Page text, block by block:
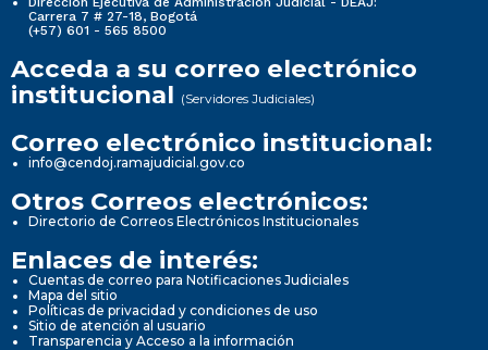
Carrera 7 # 27-18, Bogotá
(+57) 601 - 565 8500
Acceda a su correo electrónico
institucional (Servidores Judiciales)
Correo electrónico institucional:
info@cendoj.ramajudicial.gov.co
Otros Correos electrónicos:
Directorio de Correos Electrónicos Institucionales
Enlaces de interés:
Cuentas de correo para Notificaciones Judiciales
Mapa del sitio
Políticas de privacidad y condiciones de uso
Sitio de atención al usuario
Transparencia y Acceso a la información